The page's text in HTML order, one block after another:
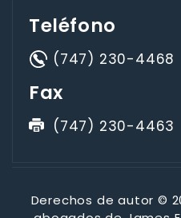
Teléfono
(747) 230-4468
Fax
(747) 230-4463
Derechos de autor ©